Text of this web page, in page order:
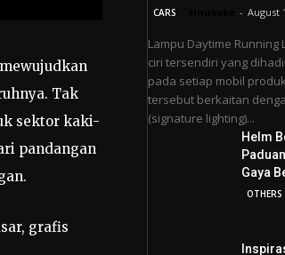
Tak
sektor kaki-
pandangan
grafis
CARS - August
Lampu Daytime Running
ciri tersendiri yang
pada setiap mobil
tersebut berkaitan
(signature lighting)...
Helm
Gaya
OTHERS